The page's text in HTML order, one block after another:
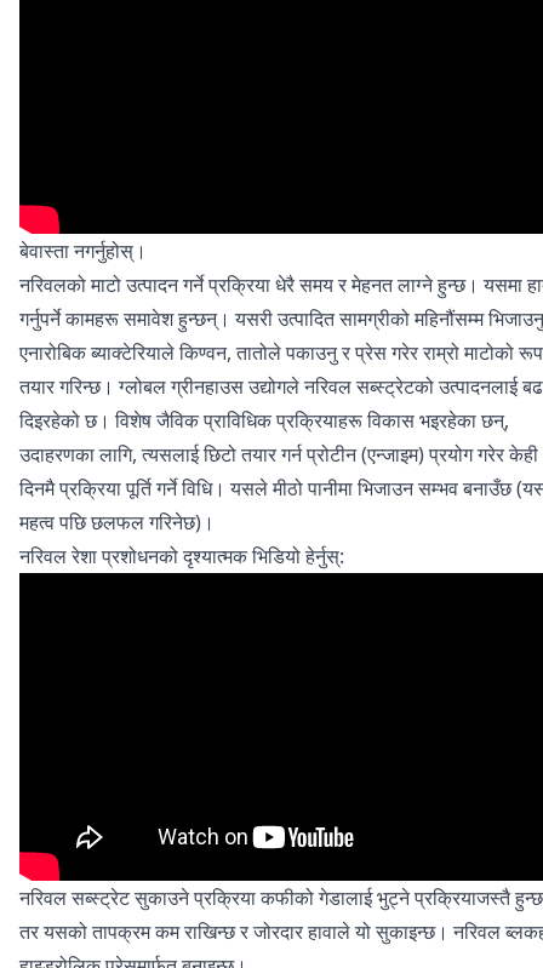
बेवास्ता नगर्नुहोस्।
नरिवलको माटो उत्पादन गर्ने प्रक्रिया धेरै समय र मेहनत लाग्ने हुन्छ। यसमा
गर्नुपर्ने कामहरू समावेश हुन्छन्। यसरी उत्पादित सामग्रीको महिनौंसम्म
एनारोबिक ब्याक्टेरियाले किण्वन, तातोले पकाउनु र प्रेस गरेर राम्रो माटोको
तयार गरिन्छ। ग्लोबल ग्रीनहाउस उद्योगले नरिवल सब्स्ट्रेटको उत्पादनलाई
दिइरहेको छ। विशेष जैविक प्राविधिक प्रक्रियाहरू विकास भइरहेका छन्,
उदाहरणका लागि, त्यसलाई छिटो तयार गर्न प्रोटीन (एन्जाइम) प्रयोग गरेर केही
दिनमै प्रक्रिया पूर्ति गर्ने विधि। यसले मीठो पानीमा भिजाउन सम्भव बनाउँछ
महत्व पछि छलफल गरिनेछ)।
नरिवल रेशा प्रशोधनको दृश्यात्मक भिडियो हेर्नुस्:
नरिवल सब्स्ट्रेट सुकाउने प्रक्रिया कफीको गेडालाई भुट्ने प्रक्रियाजस्तै
तर यसको तापक्रम कम राखिन्छ र जोरदार हावाले यो सुकाइन्छ। नरिवल